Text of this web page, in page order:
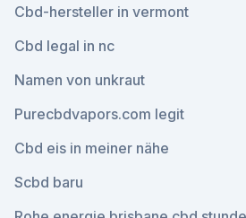
Cbd-hersteller in vermont
Cbd legal in nc
Namen von unkraut
Purecbdvapors.com legit
Cbd eis in meiner nähe
Scbd baru